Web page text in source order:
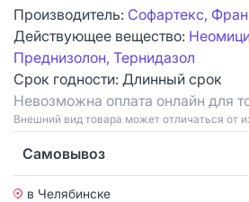
Производитель: Софартекс,
Действующее вещество:
Преднизолон, Тернидазол
Срок годности: Длинный срок
Невозможна оплата онлайн для
Bнешний вид товара может отличаться от
Самовывоз
в Челябинске